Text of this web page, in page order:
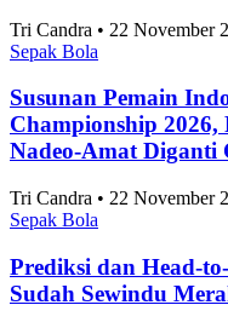
Tri Candra • 22 November
Sepak Bola
Susunan Pemain
Championship 2026,
Nadeo-Amat Diganti
Tri Candra • 22 November
Sepak Bola
Prediksi dan Head-
Sudah Sewindu